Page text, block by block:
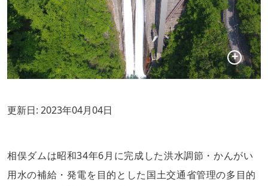
更新日: 2023年04月04日
相俣ダムは昭和34年6月に完成した洪水調節・かんがい
用水の補給・発電を目的とした国土交通省管理の多目的